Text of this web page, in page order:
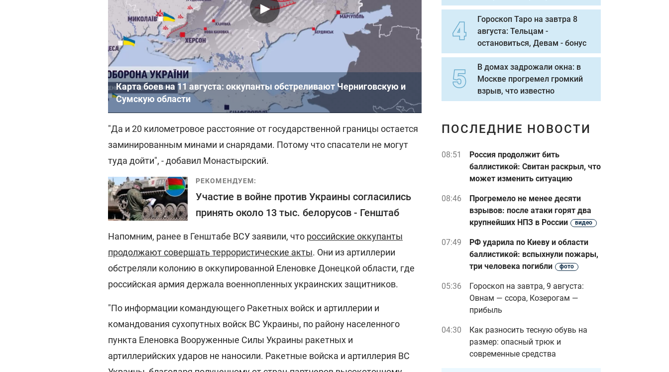
Карта боев на 11 августа: оккупанты обстреливают Черниговскую и
Сумскую области
"Да и 20 километровое расстояние от государственной границы остается
заминированным минами и снарядами. Потому что спасатели не могут
туда дойти", - добавил Монастырский.
РЕКОМЕНДУЕМ:
Участие в войне против Украины согласились
принять около 13 тыс. белорусов - Генштаб
Напомним, ранее в Генштабе ВСУ заявили, что российские оккупанты
продолжают совершать террористические акты. Они из артиллерии
обстреляли колонию в оккупированной Еленовке Донецкой области, где
российская армия держала военнопленных украинских защитников.
"По информации командующего Ракетных войск и артиллерии и
командования сухопутных войск ВС Украины, по району населенного
пункта Еленовка Вооруженные Силы Украины ракетных и
артиллерийских ударов не наносили. Ракетные войска и артиллерия ВС
Гороскоп Таро на завтра 8
августа: Тельцам -
остановиться, Девам - бонус
В домах задрожали окна: в
Москве прогремел громкий
взрыв, что известно
ПОСЛЕДНИЕ НОВОСТИ
08:51
Россия продолжит бить
баллистикой: Свитан раскрыл, что
может изменить ситуацию
08:46
Прогремело не менее десяти
взрывов: после атаки горят два
крупнейших НПЗ в России
видео
07:49
РФ ударила по Киеву и области
баллистикой: вспыхнули пожары,
три человека погибли
фото
05:36
Гороскоп на завтра, 9 августа:
Овнам — ссора, Козерогам —
прибыль
04:30
Как разносить тесную обувь на
размер: опасный трюк и
современные средства